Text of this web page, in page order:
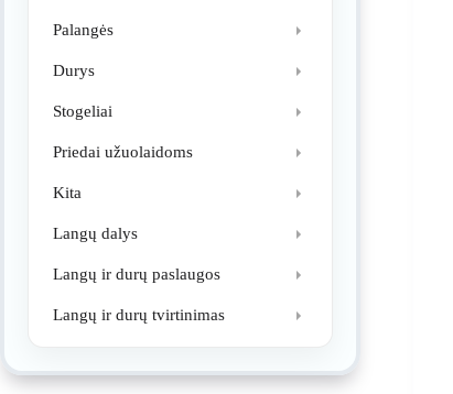
Palangės
Durys
Stogeliai
Priedai užuolaidoms
Kita
Langų dalys
Langų ir durų paslaugos
Langų ir durų tvirtinimas